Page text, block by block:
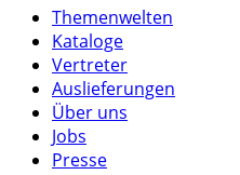
Themenwelten
Kataloge
Vertreter
Auslieferungen
Über uns
Jobs
Presse